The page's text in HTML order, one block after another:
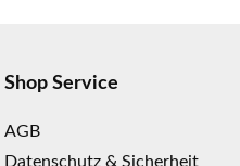
Shop Service
AGB
Datenschutz & Sicherheit